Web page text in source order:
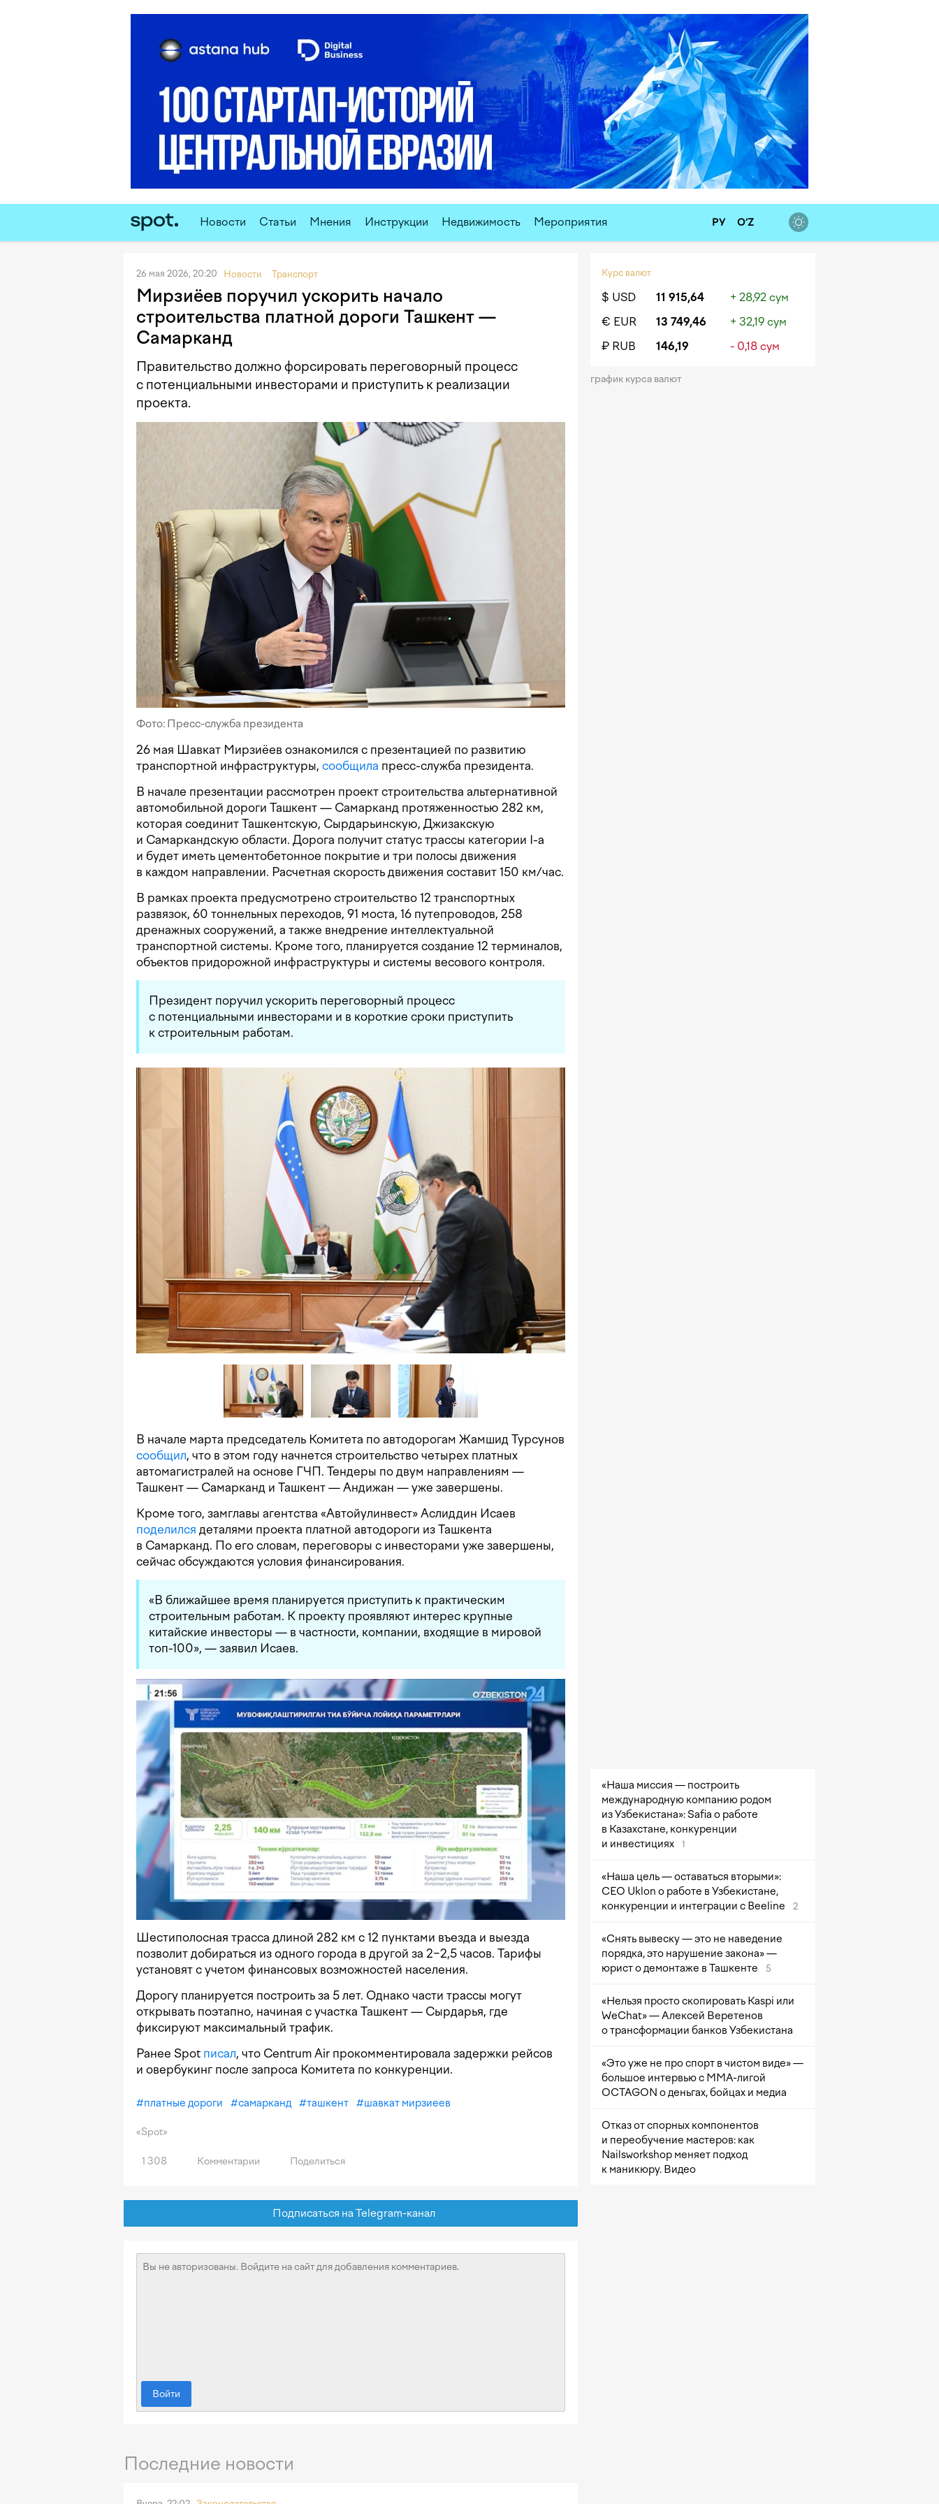
Новости Статьи Мнения Инструкции Недвижимость Мероприятия РУ O‘Z
26 мая 2026, 20:20 Новости Транспорт
Мирзиёев поручил ускорить начало
строительства платной дороги Ташкент —
Самарканд
Правительство должно форсировать переговорный процесс
с потенциальными инвесторами и приступить к реализации
проекта.
Фото: Пресс-служба президента
26 мая Шавкат Мирзиёев ознакомился с презентацией по развитию
транспортной инфраструктуры, сообщила пресс-служба президента.
В начале презентации рассмотрен проект строительства альтернативной
автомобильной дороги Ташкент — Самарканд протяженностью 282 км,
которая соединит Ташкентскую, Сырдарьинскую, Джизакскую
и Самаркандскую области. Дорога получит статус трассы категории I-а
и будет иметь цементобетонное покрытие и три полосы движения
в каждом направлении. Расчетная скорость движения составит 150 км/час.
В рамках проекта предусмотрено строительство 12 транспортных
развязок, 60 тоннельных переходов, 91 моста, 16 путепроводов, 258
дренажных сооружений, а также внедрение интеллектуальной
транспортной системы. Кроме того, планируется создание 12 терминалов,
объектов придорожной инфраструктуры и системы весового контроля.
Президент поручил ускорить переговорный процесс
с потенциальными инвесторами и в короткие сроки приступить
к строительным работам.
В начале марта председатель Комитета по автодорогам Жамшид Турсунов
сообщил, что в этом году начнется строительство четырех платных
автомагистралей на основе ГЧП. Тендеры по двум направлениям —
Ташкент — Самарканд и Ташкент — Андижан — уже завершены.
Кроме того, замглавы агентства «Автойулинвест» Аслиддин Исаев
поделился деталями проекта платной автодороги из Ташкента
в Самарканд. По его словам, переговоры с инвесторами уже завершены,
сейчас обсуждаются условия финансирования.
«В ближайшее время планируется приступить к практическим
строительным работам. К проекту проявляют интерес крупные
китайские инвесторы — в частности, компании, входящие в мировой
топ-100», — заявил Исаев.
Шестиполосная трасса длиной 282 км с 12 пунктами въезда и выезда
позволит добираться из одного города в другой за 2−2,5 часов. Тарифы
установят с учетом финансовых возможностей населения.
Дорогу планируется построить за 5 лет. Однако части трассы могут
открывать поэтапно, начиная с участка Ташкент — Сырдарья, где
фиксируют максимальный трафик.
Ранее Spot писал, что Centrum Air прокомментировала задержки рейсов
и овербукинг после запроса Комитета по конкуренции.
#платные дороги #самарканд #ташкент #шавкат мирзиеев
«Spot»
1 308 Комментарии Поделиться
Подписаться на Telegram-канал
Войти
Последние новости
Курс валют
$ USD 11 915,64
+ 28,92 сум
€ EUR
13 749,46
+ 32,19 сум
₽ RUB
146,19 - 0,18 сум
график курса валют
«Наша миссия — построить
международную компанию родом
из Узбекистана»: Safia о работе
в Казахстане, конкуренции
и инвестициях
1
«Наша цель — оставаться вторыми»:
CEO Uklon о работе в Узбекистане,
конкуренции и интеграции с Beeline
2
«Снять вывеску — это не наведение
порядка, это нарушение закона» —
юрист о демонтаже в Ташкенте
5
«Нельзя просто скопировать Kaspi или
WeChat» — Алексей Веретенов
о трансформации банков Узбекистана
«Это уже не про спорт в чистом виде» —
большое интервью с ММА-лигой
OCTAGON о деньгах, бойцах и медиа
Отказ от спорных компонентов
и переобучение мастеров: как
Nailsworkshop меняет подход
к маникюру. Видео